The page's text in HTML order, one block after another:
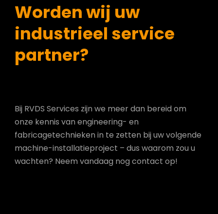
Worden wij uw
industrieel service
partner?
Bij RVDS Services zijn we meer dan bereid om
onze kennis van engineering- en
fabricagetechnieken in te zetten bij uw volgende
machine-installatieproject – dus waarom zou u
wachten? Neem vandaag nog contact op!